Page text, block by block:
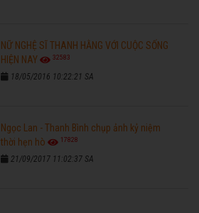
NỮ NGHỆ SĨ THANH HẰNG VỚI CUỘC SỐNG
HIỆN NAY
32583
18/05/2016 10:22:21 SA
Ngọc Lan - Thanh Bình chụp ảnh kỷ niệm
thời hẹn hò
17828
21/09/2017 11:02:37 SA